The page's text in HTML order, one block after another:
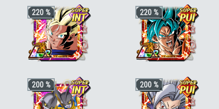
+3 ki, +200% HP & +170% ATT/DEF
pour la catégorie"Crossover"
"Famille de Vegeta", +50% stats bonus
"Voyageur du temps"ou
+3 ki, +200% HP & +170% ATT/DEF
pour la catégorie"Héros de GT"
pouvoir des voeux"ou"Puissance au-
delà du Super Saiyan", +50% stats
bonus si aussi"Lutte à pleine
puissance","Combattant ayant grandi
sur Terre"ou"Puissance de gorille"
220 %
+3 ki, +200% HP & +170% ATT/DEF
pour la catégorie"Saiyan de sang-
"Enfant"ou"Héros de la justice"
+50% stats bonus si aussi"Lien de
220 %
+3 ki, +200% HP & +170% ATT/DEF
pour la catégorie"Saga du futur"
"Guerrier fusionné", +50% stats bonus
"Lien parental"ou"Dernier
200 % 200 %